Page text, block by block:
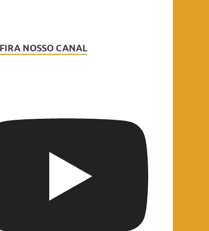
NOSSO CANAL